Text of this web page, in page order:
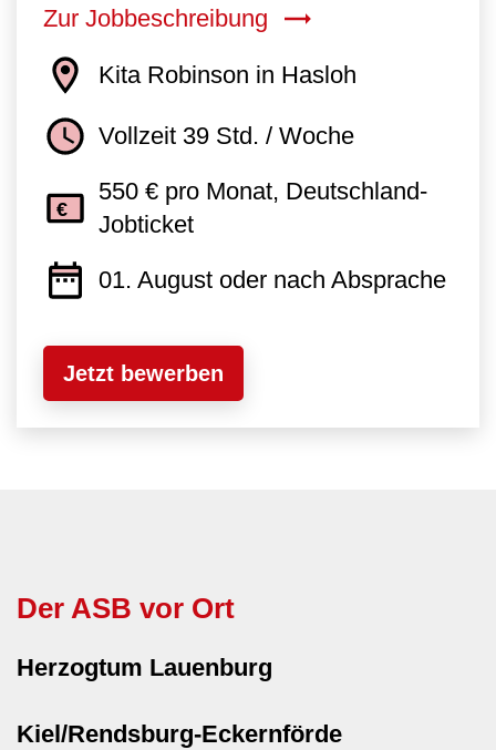
Zur Jobbeschreibung
Kita Robinson in Hasloh
Vollzeit 39 Std. / Woche
550 € pro Monat, Deutschland-
Jobticket
01. August oder nach Absprache
Jetzt bewerben
Der ASB vor Ort
Herzogtum Lauenburg
Kiel/Rendsburg-Eckernförde